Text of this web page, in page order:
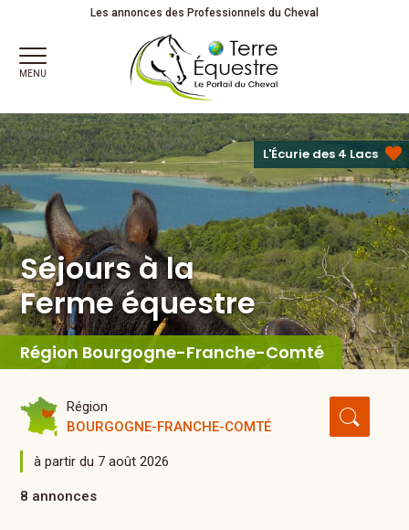
Ferme équestre Détente . Découverte . Partage
Les annonces des Professionnels du Cheval
MENU
Séjours à la
Ferme équestre
Région Bourgogne-Franche-Comté
L'Écurie des 4 Lacs
Région
BOURGOGNE-FRANCHE-COMTÉ
à partir du 7 août 2026
8 annonces